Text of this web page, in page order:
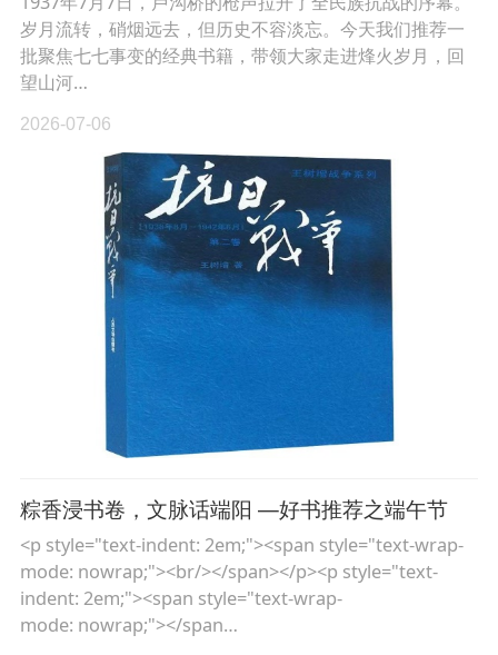
岁月流转，硝烟远去，但历史不容淡忘。今天我们推荐一
批聚焦七七事变的经典书籍，带领大家走进烽火岁月，回
望山河…
2026-07-06
粽香浸书卷，文脉话端阳 —好书推荐之端午节
<p style="text-indent: 2em;"><span style="text-wrap-
mode: nowrap;"><br/></span></p><p style="text-
indent: 2em;"><span style="text-wrap-
mode: nowrap;"></span…